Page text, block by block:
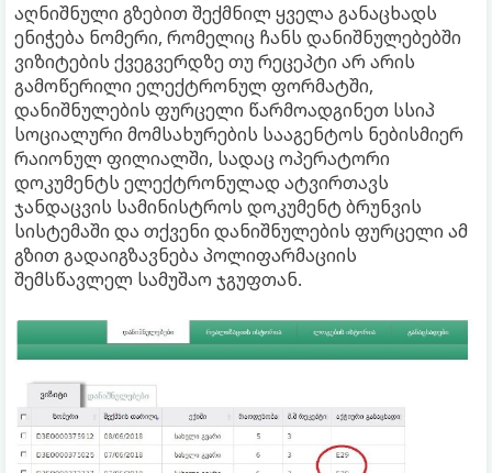
აღნიშნული გზებით შექმნილ ყველა განაცხადს
ენიჭება ნომერი, რომელიც ჩანს დანიშნულებებში
ვიზიტების ქვეგვერდზე თუ რეცეპტი არ არის
გამოწერილი ელექტრონულ ფორმატში,
დანიშნულების ფურცელი წარმოადგინეთ სსიპ
სოციალური მომსახურების სააგენტოს ნებისმიერ
რაიონულ ფილიალში, სადაც ოპერატორი
დოკუმენტს ელექტრონულად ატვირთავს
ჯანდაცვის სამინისტროს დოკუმენტ ბრუნვის
სისტემაში და თქვენი დანიშნულების ფურცელი ამ
გზით გადაიგზავნება პოლიფარმაციის
შემსწავლელ სამუშაო ჯგუფთან.